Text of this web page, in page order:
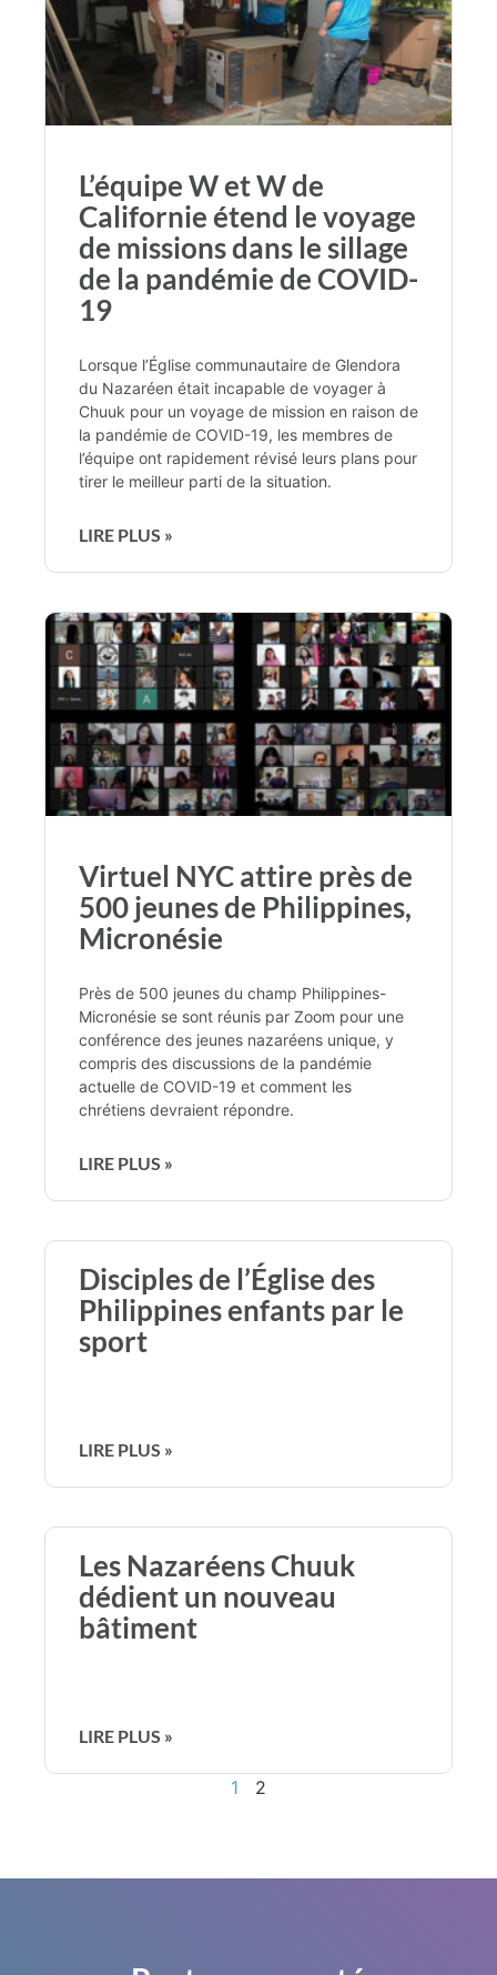
L’équipe W et W de
Californie étend le voyage
de missions dans le sillage
de la pandémie de COVID-
19
Lorsque l’Église communautaire de Glendora
du Nazaréen était incapable de voyager à
Chuuk pour un voyage de mission en raison de
la pandémie de COVID-19, les membres de
l’équipe ont rapidement révisé leurs plans pour
tirer le meilleur parti de la situation.
LIRE PLUS »
Virtuel NYC attire près de
500 jeunes de Philippines,
Micronésie
Près de 500 jeunes du champ Philippines-
Micronésie se sont réunis par Zoom pour une
conférence des jeunes nazaréens unique, y
compris des discussions de la pandémie
actuelle de COVID-19 et comment les
chrétiens devraient répondre.
LIRE PLUS »
Disciples de l’Église des
Philippines enfants par le
sport
LIRE PLUS »
Les Nazaréens Chuuk
dédient un nouveau
bâtiment
LIRE PLUS »
1 2